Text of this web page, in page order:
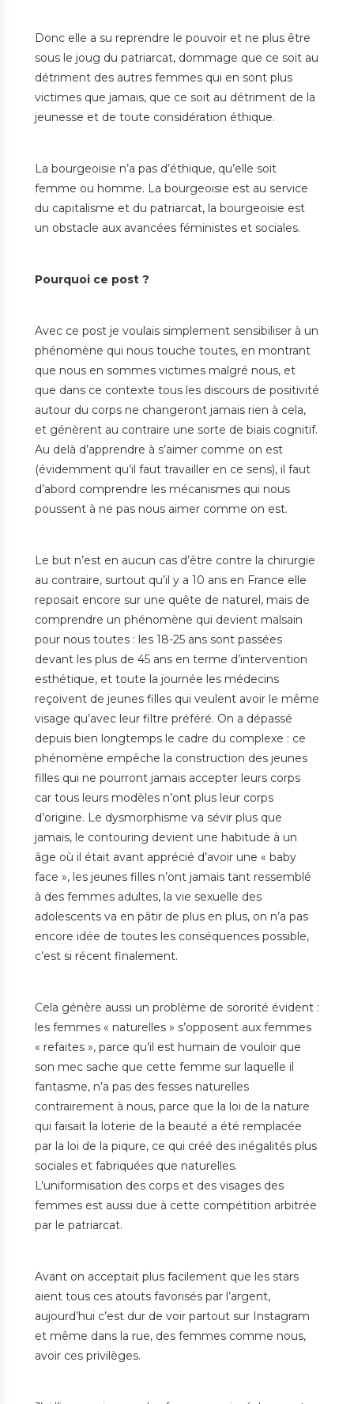
Donc elle a su reprendre le pouvoir et ne plus être
sous le joug du patriarcat, dommage que ce soit au
détriment des autres femmes qui en sont plus
victimes que jamais, que ce soit au détriment de la
jeunesse et de toute considération éthique.
La bourgeoisie n’a pas d’éthique, qu’elle soit
femme ou homme. La bourgeoisie est au service
du capitalisme et du patriarcat, la bourgeoisie est
un obstacle aux avancées féministes et sociales.
Pourquoi ce post ?
Avec ce post je voulais simplement sensibiliser à un
phénomène qui nous touche toutes, en montrant
que nous en sommes victimes malgré nous, et
que dans ce contexte tous les discours de positivité
autour du corps ne changeront jamais rien à cela,
et génèrent au contraire une sorte de biais cognitif.
Au delà d’apprendre à s’aimer comme on est
(évidemment qu’il faut travailler en ce sens), il faut
d’abord comprendre les mécanismes qui nous
poussent à ne pas nous aimer comme on est.
Le but n’est en aucun cas d’être contre la chirurgie
au contraire, surtout qu’il y a 10 ans en France elle
reposait encore sur une quête de naturel, mais de
comprendre un phénomène qui devient malsain
pour nous toutes : les 18-25 ans sont passées
devant les plus de 45 ans en terme d’intervention
esthétique, et toute la journée les médecins
reçoivent de jeunes filles qui veulent avoir le même
visage qu’avec leur filtre préféré. On a dépassé
depuis bien longtemps le cadre du complexe : ce
phénomène empêche la construction des jeunes
filles qui ne pourront jamais accepter leurs corps
car tous leurs modèles n’ont plus leur corps
d’origine. Le dysmorphisme va sévir plus que
jamais, le contouring devient une habitude à un
âge où il était avant apprécié d’avoir une « baby
face », les jeunes filles n’ont jamais tant ressemblé
à des femmes adultes, la vie sexuelle des
adolescents va en pâtir de plus en plus, on n’a pas
encore idée de toutes les conséquences possible,
c’est si récent finalement.
Cela génère aussi un problème de sororité évident :
les femmes « naturelles » s’opposent aux femmes
« refaites », parce qu’il est humain de vouloir que
son mec sache que cette femme sur laquelle il
fantasme, n’a pas des fesses naturelles
contrairement à nous, parce que la loi de la nature
qui faisait la loterie de la beauté a été remplacée
par la loi de la piqure, ce qui créé des inégalités plus
sociales et fabriquées que naturelles.
L’uniformisation des corps et des visages des
femmes est aussi due à cette compétition arbitrée
par le patriarcat.
Avant on acceptait plus facilement que les stars
aient tous ces atouts favorisés par l’argent,
aujourd’hui c’est dur de voir partout sur Instagram
et même dans la rue, des femmes comme nous,
avoir ces privilèges.